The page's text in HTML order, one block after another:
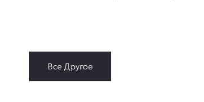
Все Другое